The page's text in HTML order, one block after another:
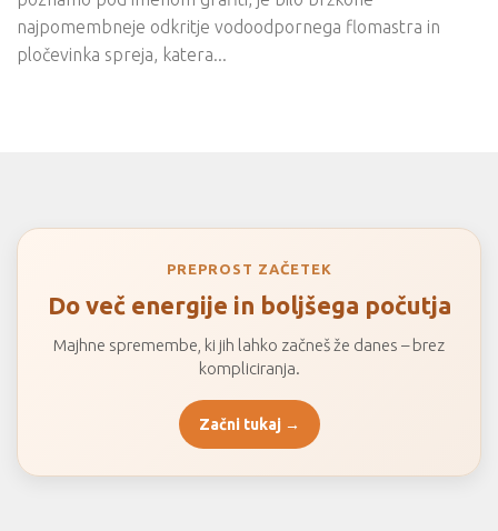
najpomembneje odkritje vodoodpornega flomastra in
pločevinka spreja, katera...
PREPROST ZAČETEK
Do več energije in boljšega počutja
Majhne spremembe, ki jih lahko začneš že danes – brez
kompliciranja.
Začni tukaj →